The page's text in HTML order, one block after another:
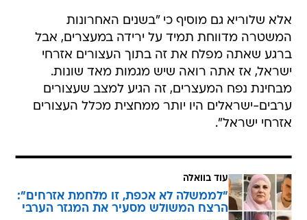
אלא שלוריא גם מוסיף כי "בשנים האחרונות
המשטרה מדווחת תמיד על ירידה במעצרים, אבל
ברגע שאתה מפלח את זה בתוך העצורים אזרחי
ישראל, אז אתה רואה שיש מגמות מאד שונות.
מבחינת נפח המעצרים, זה הגיע למצב שעצורים
ערבים-ישראלים היו יותר ממחצית מכלל העצורים
אזרחי ישראל".
עוד בוואלה
"לממשלה לא אכפת, זו מלחמת אזרחים":
הרצח המשולש מסעיר את המגזר הערבי